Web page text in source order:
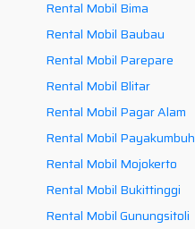
Rental Mobil Bima
Rental Mobil Baubau
Rental Mobil Parepare
Rental Mobil Blitar
Rental Mobil Pagar Alam
Rental Mobil Payakumbuh
Rental Mobil Mojokerto
Rental Mobil Bukittinggi
Rental Mobil Gunungsitoli